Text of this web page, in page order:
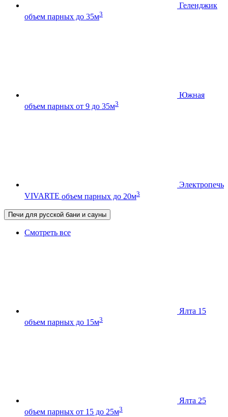
Геленджик
объем парных до 35м3
Южная
объем парных от 9 до 35м3
Электропечь
VIVARTE объем парных до 20м3
Печи для русской бани и сауны
Смотреть все
Ялта 15
объем парных до 15м3
Ялта 25
объем парных от 15 до 25м3